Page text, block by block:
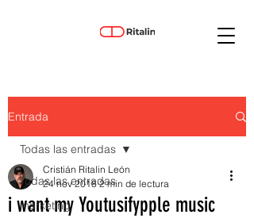
Entrada
Todas las entradas
marketing
Todas las entradas
i want my Youtusifypple music
Cristián Ritalin León
24 nov 2018 2 min de lectura